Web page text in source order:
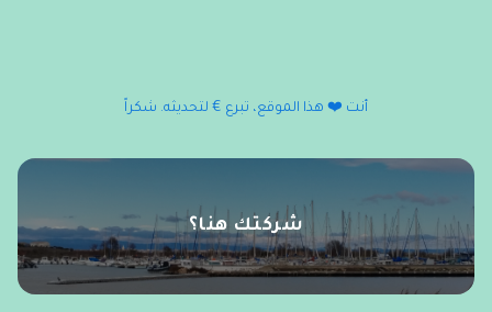
أنت ❤️ هذا الموقع، تبرع € لتحديثه. شكراً
شركتك هنا؟